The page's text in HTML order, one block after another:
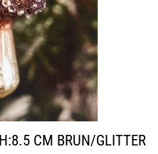
CM BRUN/GLITTER